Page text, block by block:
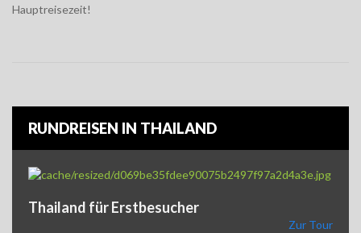
Hauptreisezeit!
RUNDREISEN IN THAILAND
Thailand für Erstbesucher
Zur Tour